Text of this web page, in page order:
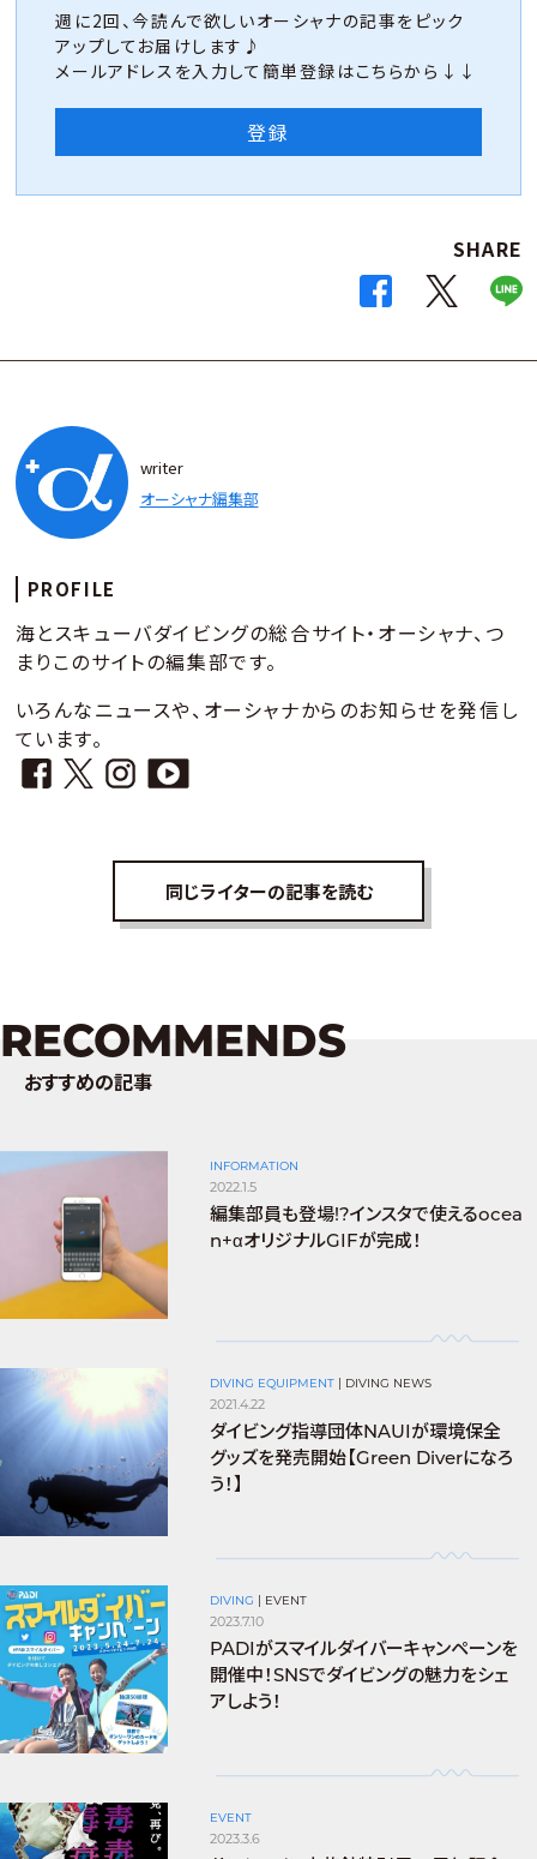
週に2回、今読んで欲しいオーシャナの記事をピック
アップしてお届けします♪
メールアドレスを入力して簡単登録はこちらから↓↓
登録
SHARE
writer
オーシャナ編集部
PROFILE
海とスキューバダイビングの総合サイト・オーシャナ、つ
まりこのサイトの編集部です。
いろんなニュースや、オーシャナからのお知らせを発信し
ています。
同じライターの記事を読む
RECOMMENDS
おすすめの記事
INFORMATION
2022.1.5
編集部員も登場!?インスタで使えるocea
n+αオリジナルGIFが完成！
DIVING EQUIPMENT DIVING NEWS
2021.4.22
ダイビング指導団体NAUIが環境保全
グッズを発売開始【Green Diverになろ
う！】
DIVING EVENT
2023.7.10
PADIがスマイルダイバーキャンペーンを
開催中！SNSでダイビングの魅力をシェ
アしよう！
EVENT
2023.3.6